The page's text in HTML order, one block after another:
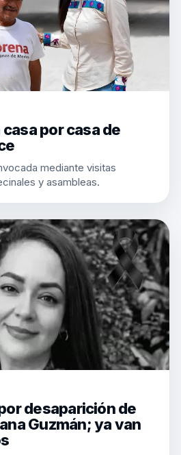
por casa de
mediante visitas
y asambleas.
desaparición de
Guzmán; ya van